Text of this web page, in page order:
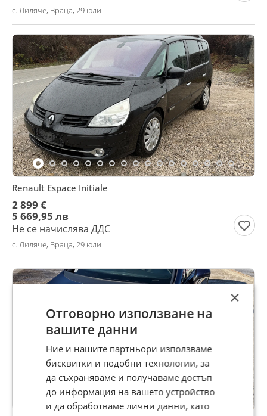
с. Лиляче, Враца, 29 юли
Renault Espace Initiale
2 899 €
5 669,95 лв
Не се начислява ДДС
с. Лиляче, Враца, 29 юли
×
Отговорно използване на
вашите данни
Ние и нашите партньори използваме
бисквитки и подобни технологии, за
да съхраняваме и получаваме достъп
до информация на вашето устройство
и да обработваме лични данни, като